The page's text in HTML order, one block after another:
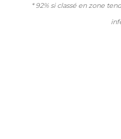
* 92% si classé en zone